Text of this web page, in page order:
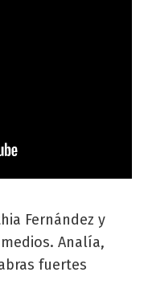
Fernández y
Analía,
fuertes